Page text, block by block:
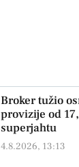
Broker tužio
provizije od
superjahtu
4.8.2026, 13:13